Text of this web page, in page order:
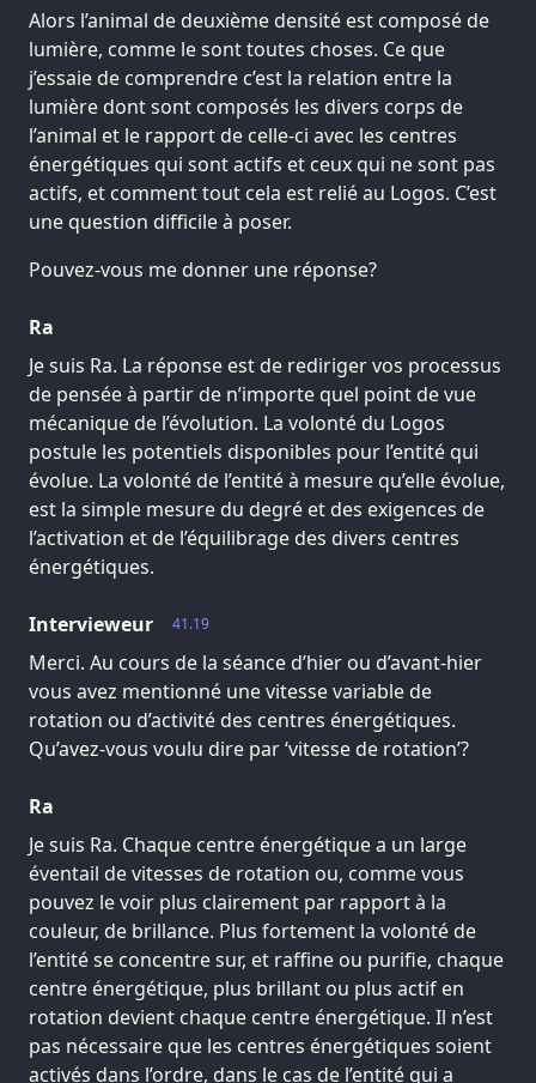
Alors l’animal de deuxième densité est composé de
lumière, comme le sont toutes choses. Ce que
j’essaie de comprendre c’est la relation entre la
lumière dont sont composés les divers corps de
l’animal et le rapport de celle-ci avec les centres
énergétiques qui sont actifs et ceux qui ne sont pas
actifs, et comment tout cela est relié au Logos. C’est
une question difficile à poser.
Pouvez-vous me donner une réponse?
Ra
Je suis Ra. La réponse est de rediriger vos processus
de pensée à partir de n’importe quel point de vue
mécanique de l’évolution. La volonté du Logos
postule les potentiels disponibles pour l’entité qui
évolue. La volonté de l’entité à mesure qu’elle évolue,
est la simple mesure du degré et des exigences de
l’activation et de l’équilibrage des divers centres
énergétiques.
41.19
Intervieweur
Merci. Au cours de la séance d’hier ou d’avant-hier
vous avez mentionné une vitesse variable de
rotation ou d’activité des centres énergétiques.
Qu’avez-vous voulu dire par ‘vitesse de rotation’?
Ra
Je suis Ra. Chaque centre énergétique a un large
éventail de vitesses de rotation ou, comme vous
pouvez le voir plus clairement par rapport à la
couleur, de brillance. Plus fortement la volonté de
l’entité se concentre sur, et raffine ou purifie, chaque
centre énergétique, plus brillant ou plus actif en
rotation devient chaque centre énergétique. Il n’est
pas nécessaire que les centres énergétiques soient
activés dans l’ordre, dans le cas de l’entité qui a